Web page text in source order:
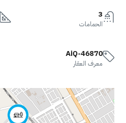
3
الحمامات
AiQ-46870
معرف العقار